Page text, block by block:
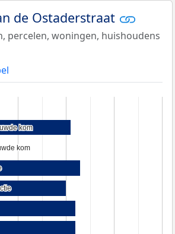
de Ostaderstraat
percelen, woningen, huishoudens
kom
kom
kom
kom